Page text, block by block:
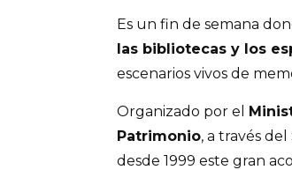
Es un fin de semana
las bibliotecas y los
escenarios vivos de
Organizado por el
Patrimonio, a través
desde 1999 este gran